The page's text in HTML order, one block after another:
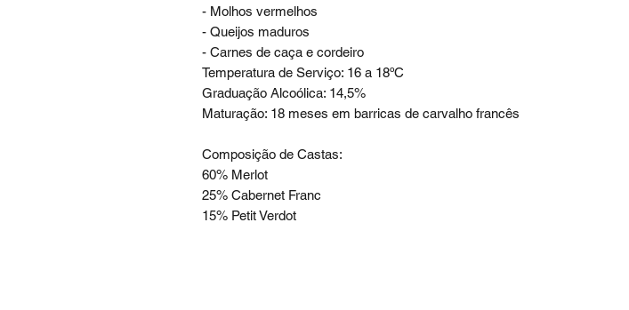
- Molhos vermelhos
- Queijos maduros
- Carnes de caça e cordeiro
Temperatura de Serviço: 16 a 18ºC
Graduação Alcoólica: 14,5%
Maturação: 18 meses em barricas de carvalho francês
Composição de Castas:
60% Merlot
25% Cabernet Franc
15% Petit Verdot